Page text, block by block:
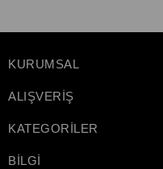
KURUMSAL
ALIŞVERİŞ
KATEGORİLER
BİLGİ